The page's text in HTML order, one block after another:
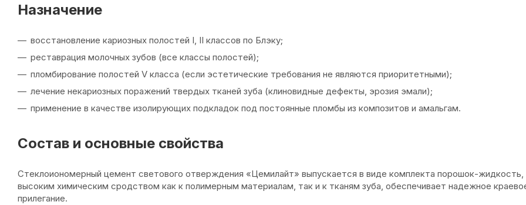
Назначение
восстановление кариозных полостей I, II классов по Блэку;
реставрация молочных зубов (все классы полостей);
пломбирование полостей V класса (если эстетические требования не являются приоритетными);
лечение некариозных поражений твердых тканей зуба (клиновидные дефекты, эрозия эмали);
применение в качестве изолирующих подкладок под постоянные пломбы из композитов и амальгам.
Состав и основные свойства
Стеклоиономерный цемент светового отверждения «Цемилайт» выпускается в виде комплекта порошок-жидкость,
высоким химическим сродством как к полимерным материалам, так и к тканям зуба, обеспечивает надежное
прилегание.